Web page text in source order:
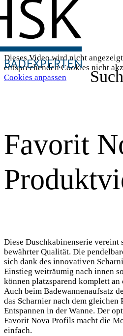
Dieses Video wird nicht
entsprechenden Cookies nicht
Cookies anpassen
Favorit
Diese Duschkabinenserie vereint
bewährter Qualität. Die
sich dank des innovativen
Einstieg weiträumig nach innen
können platzsparend komplett
Auch beim Badewannenaufsatz
das Scharnier nach dem
Entspannen in der Wanne. Der
Favorit Nova Profils macht die
einfach.